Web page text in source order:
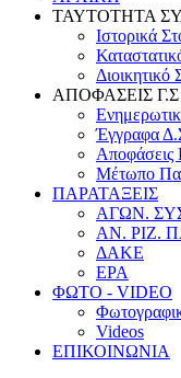
ΤΑΥΤΟΤΗΤΑ
Ιστορικά
Διοικητικό
ΑΠΟΦΑΣΕΙΣ Γ.Σ
Έγγραφα
Αποφάσεις
Μέτωπο
ΠΑΡΑΤΑΞΕΙΣ
ΑΓΩΝ.
ΑΝ. ΡΙΖ.
ΔΑΚΕ
ΕΡΑ
ΦΩΤΟ - VIDEO
Videos
ΕΠΙΚΟΙΝΩΝΙΑ